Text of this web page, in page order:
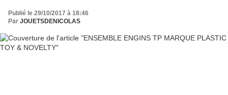
Publié le 29/10/2017 à 18:46
Par JOUETSDENICOLAS